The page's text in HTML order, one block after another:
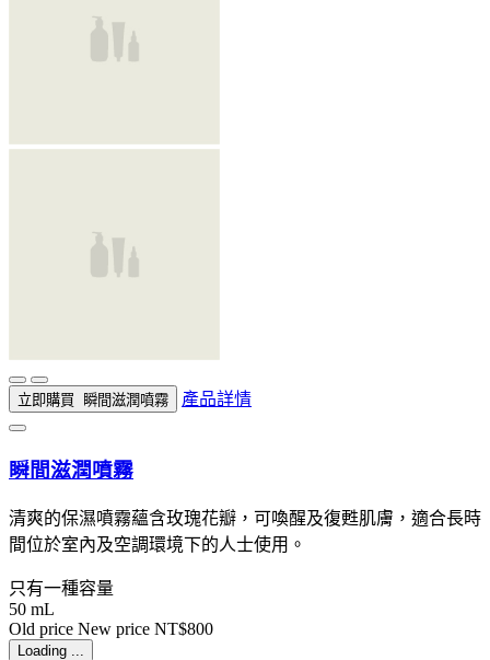
立即購買 瞬間滋潤噴霧 產品詳情
瞬間滋潤噴霧
清爽的保濕噴霧蘊含玫瑰花瓣，可喚醒及復甦肌膚，適合長時
間位於室內及空調環境下的人士使用。
只有一種容量
50 mL
Old price New price NT$800
Loading ...